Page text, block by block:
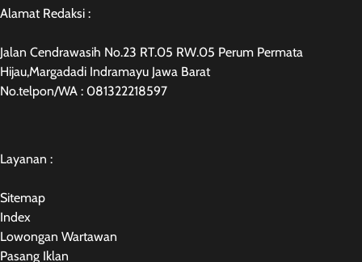
Alamat Redaksi :
Jalan Cendrawasih No.23 RT.05 RW.05 Perum Permata
Hijau,Margadadi Indramayu Jawa Barat
No.telpon/WA : 081322218597
Layanan :
Sitemap
Index
Lowongan Wartawan
Pasang Iklan